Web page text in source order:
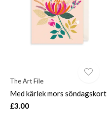
The Art File
Med kärlek mors söndagskort
£3.00